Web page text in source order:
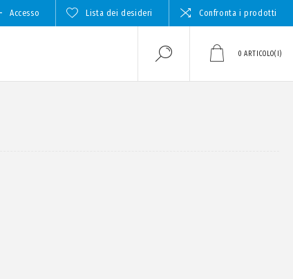
Accesso Lista dei desideri Confronta i prodotti
0 ARTICOLO(I)